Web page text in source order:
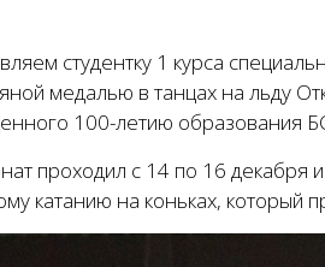
студентку 1 курса
медалью в танцах на льду
100-летию образования
проходил с 14 по 16 декабря
катанию на коньках, который